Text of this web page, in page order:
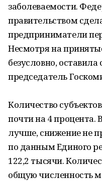
заболеваемости.
правительством
предприниматели
Несмотря на
безусловно,
председатель
Количество
почти на 4 процента.
лучше, снижение не
по данным Единого
122,2 тысячи.
общую численность